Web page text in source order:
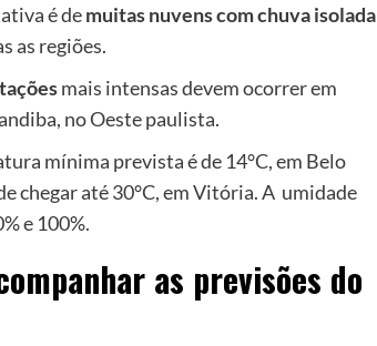
é demuitas nuvens com chuva isolada
as regiões.
mais intensas devem ocorrer em
no Oeste paulista.
mínima prevista é de 14°C, em Belo
chegar até 30°C, em Vitória. A umidade
e 100%.
as previsões do